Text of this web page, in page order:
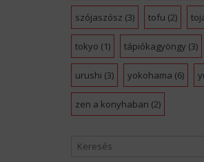
szójaszósz (3) tofu (2)
tokyo (1) tápiókagyöngy (3)
urushi (3) yokohama (6)
zen a konyhaban (2)